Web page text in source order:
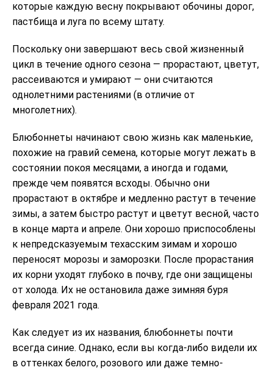
которые каждую весну покрывают обочины дорог,
пастбища и луга по всему штату.
Поскольку они завершают весь свой жизненный
цикл в течение одного сезона — прорастают, цветут,
рассеиваются и умирают — они считаются
однолетними растениями (в отличие от
многолетних).
Блюбоннеты начинают свою жизнь как маленькие,
похожие на гравий семена, которые могут лежать в
состоянии покоя месяцами, а иногда и годами,
прежде чем появятся всходы. Обычно они
прорастают в октябре и медленно растут в течение
зимы, а затем быстро растут и цветут весной, часто
в конце марта и апреле. Они хорошо приспособлены
к непредсказуемым техасским зимам и хорошо
переносят морозы и заморозки. После прорастания
их корни уходят глубоко в почву, где они защищены
от холода. Их не остановила даже зимняя буря
февраля 2021 года.
Как следует из их названия, блюбоннеты почти
всегда синие. Однако, если вы когда-либо видели их
в оттенках белого, розового или даже темно-